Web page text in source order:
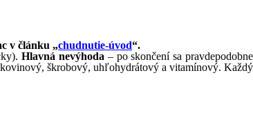
v článku „chudnutie-úvod“.
Hlavná nevýhoda – po skončení sa pravdepodobne
škrobový, uhľohydrátový a vitamínový. Každý